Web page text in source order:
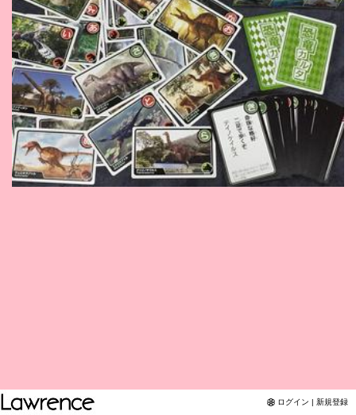
FB
Twitter
YouTubeチャンネル
ログイン | 新規登録